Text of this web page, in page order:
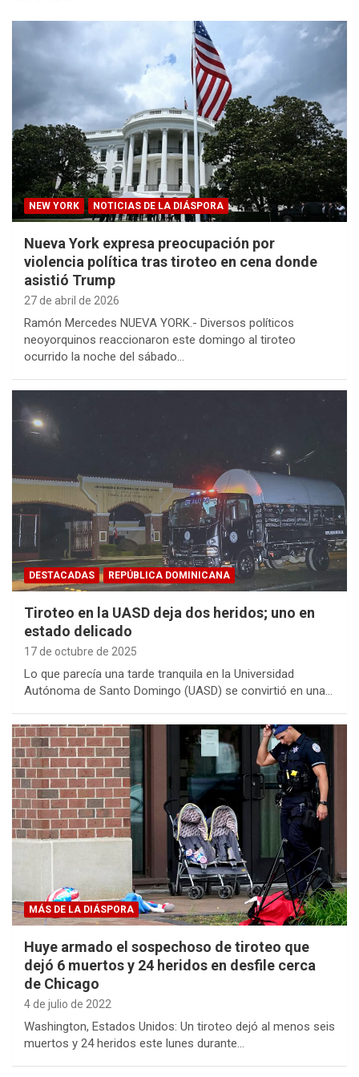
NEW YORK NOTICIAS DE LA DIÁSPORA
Nueva York expresa preocupación por
violencia política tras tiroteo en cena donde
asistió Trump
27 de abril de 2026
Ramón Mercedes NUEVA YORK.- Diversos políticos
neoyorquinos reaccionaron este domingo al tiroteo
ocurrido la noche del sábado…
DESTACADAS REPÚBLICA DOMINICANA
Tiroteo en la UASD deja dos heridos; uno en
estado delicado
17 de octubre de 2025
Lo que parecía una tarde tranquila en la Universidad
Autónoma de Santo Domingo (UASD) se convirtió en una…
MÁS DE LA DIÁSPORA
Huye armado el sospechoso de tiroteo que
dejó 6 muertos y 24 heridos en desfile cerca
de Chicago
4 de julio de 2022
Washington, Estados Unidos: Un tiroteo dejó al menos seis
muertos y 24 heridos este lunes durante…